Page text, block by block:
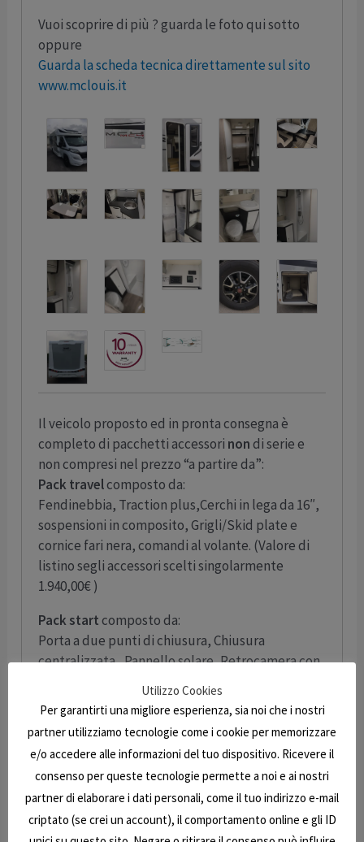
Vuoi scoprire di più ? guarda le foto qui sotto
oppure
Guarda la scheda tecnica direttamente sul sito
www.mclouis.it
Il veicolo proposto ed in pronta consegna è
completo di pacchetti accessori nondi serie e
non compresi nel prezzo “a partire da”:
Pack travelcomposto da:
Fendinebbia, Traction plus,Cerchi in lega da 16″,
sospensioni in composito, Grigli/Skid plate e
cornice fari nera, comandi al volante. (Valore di
listino segli accessori scelti singolarmente
1.940,00€ )
Pack startcomposto da:
Porta a due punti di chiusura, Chiusura
centralizzata, Pannello solare, Retrocamera con
Braccio porta tv, Rivestimento sedili cabina
coordinato alla tappezzeria. (Valore degli
accessori scelti singolarmente 3.290,00€)
5° posto omologato(150,00€)
Trasformazione dinette in letto
Utilizzo Cookies
Per garantirti una migliore esperienza, sia noi che i nostri
partner utilizziamo tecnologie come i cookie per memorizzare
e/o accedere alle informazioni del tuo dispositivo. Ricevere il
consenso per queste tecnologie permette a noi e ai nostri
partner di elaborare i dati personali, come il tuo indirizzo e-mail
criptato (se crei un account), il comportamento online e gli ID